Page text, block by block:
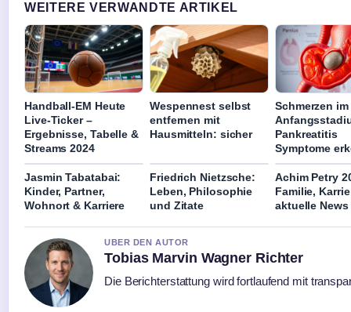
WEITERE VERWANDTE ARTIKEL
Handball-EM Heute
Live-Ticker –
Ergebnisse, Tabelle &
Streams 2024
Wespennest selbst
entfernen mit
Hausmitteln: sicher
Schmerzen im
Pankreatitis
Symptome
Jasmin Tabatabai:
Kinder, Partner,
Wohnort & Karriere
Friedrich Nietzsche:
Leben, Philosophie
und Zitate
Achim Petry
Familie,
aktuelle News
UBER DEN AUTOR
Tobias Marvin Wagner Richter
Die Berichterstattung wird fortlaufend mit